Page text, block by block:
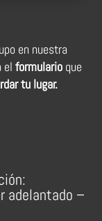
en nuestra
elformulario que
tu lugar.
adelantado –